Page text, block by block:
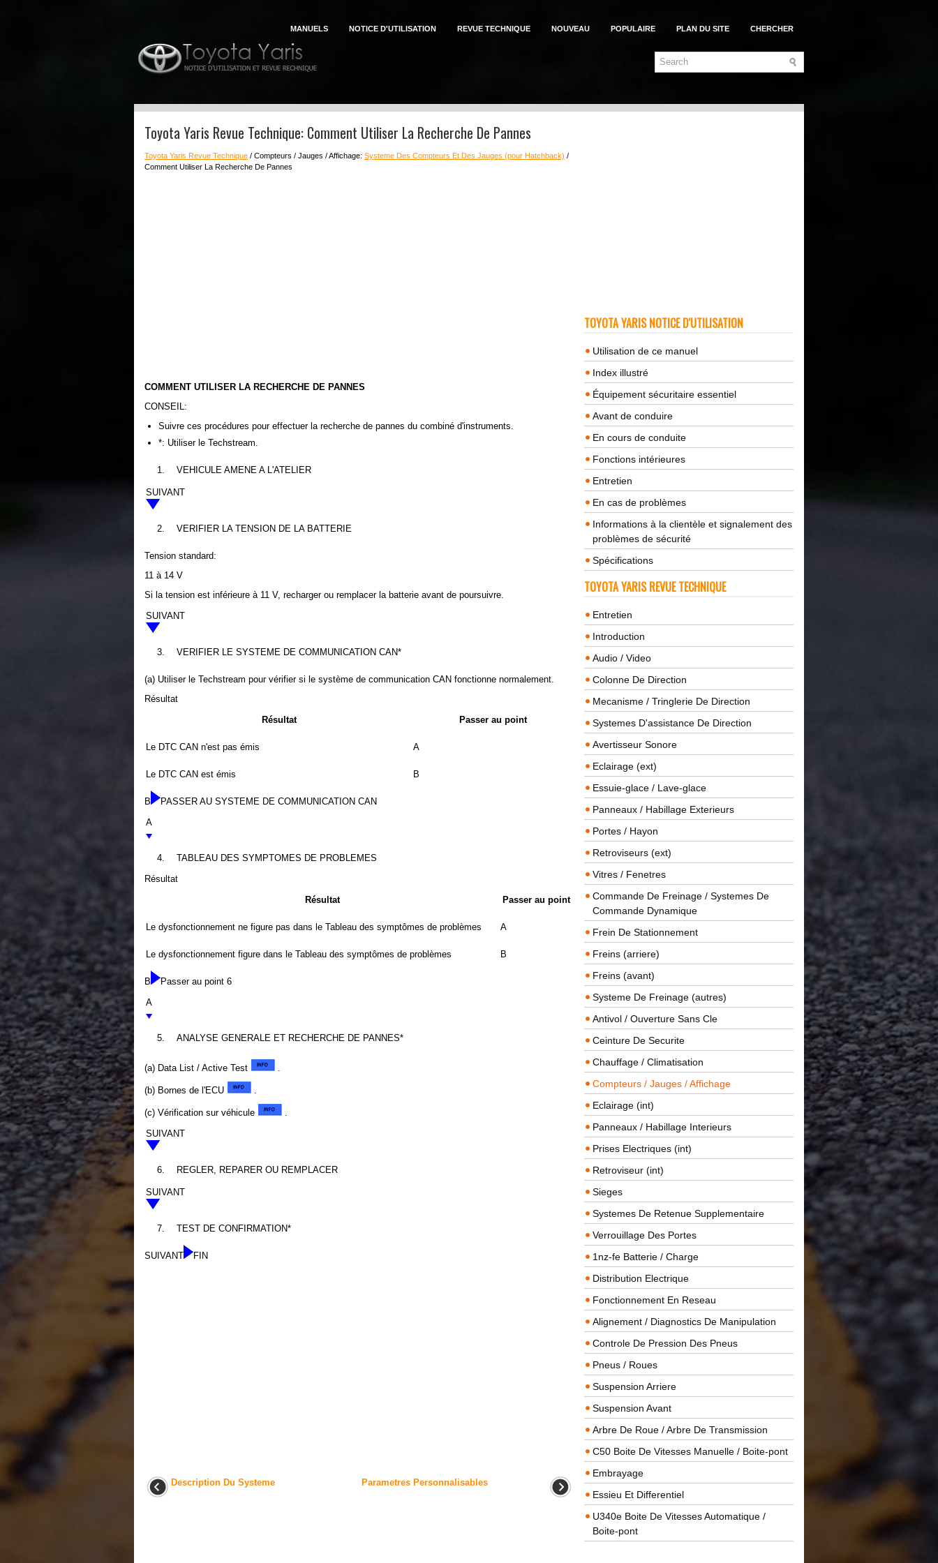
MANUELS NOTICE D'UTILISATION REVUE TECHNIQUE NOUVEAU POPULAIRE PLAN DU SITE CHERCHER
Toyota Yaris Revue Technique: Comment Utiliser La Recherche De Pannes
Toyota Yaris Revue Technique / Compteurs / Jauges / Affichage: Systeme Des Compteurs Et Des Jauges (pour Hatchback) /
Comment Utiliser La Recherche De Pannes
COMMENT UTILISER LA RECHERCHE DE PANNES
CONSEIL:
Suivre ces procédures pour effectuer la recherche de pannes du combiné d'instruments.
*: Utiliser le Techstream.
1. VEHICULE AMENE A L'ATELIER
SUIVANT
2. VERIFIER LA TENSION DE LA BATTERIE
Tension standard:
11 à 14 V
Si la tension est inférieure à 11 V, recharger ou remplacer la batterie avant de poursuivre.
SUIVANT
3. VERIFIER LE SYSTEME DE COMMUNICATION CAN*
(a) Utiliser le Techstream pour vérifier si le système de communication CAN fonctionne normalement.
Résultat
Résultat
Passer au point
Le DTC CAN n'est pas émis A
Le DTC CAN est émis B
B
PASSER AU SYSTEME DE COMMUNICATION CAN
A
4.
TABLEAU DES SYMPTOMES DE PROBLEMES
Résultat
Résultat
Passer au point
Le dysfonctionnement ne figure pas dans le Tableau des symptômes de problèmes A
Le dysfonctionnement figure dans le Tableau des symptômes de problèmes B
B
Passer au point 6
A
5. ANALYSE GENERALE ET RECHERCHE DE PANNES*
(a) Data List / Active Test .
(b) Bornes de l'ECU .
(c) Vérification sur véhicule
.
SUIVANT
6. REGLER, REPARER OU REMPLACER
SUIVANT
7. TEST DE CONFIRMATION*
SUIVANT FIN
Description Du Systeme Parametres Personnalisables
TOYOTA YARIS NOTICE D'UTILISATION
Utilisation de ce manuel
Index illustré
Équipement sécuritaire essentiel
Avant de conduire
En cours de conduite
Fonctions intérieures
Entretien
En cas de problèmes
Informations à la clientèle et signalement des
problèmes de sécurité
Spécifications
TOYOTA YARIS REVUE TECHNIQUE
Entretien
Introduction
Audio / Video
Colonne De Direction
Mecanisme / Tringlerie De Direction
Systemes D'assistance De Direction
Avertisseur Sonore
Eclairage (ext)
Essuie-glace / Lave-glace
Panneaux / Habillage Exterieurs
Portes / Hayon
Retroviseurs (ext)
Vitres / Fenetres
Commande De Freinage / Systemes De
Commande Dynamique
Frein De Stationnement
Freins (arriere)
Freins (avant)
Systeme De Freinage (autres)
Antivol / Ouverture Sans Cle
Ceinture De Securite
Chauffage / Climatisation
Compteurs / Jauges / Affichage
Eclairage (int)
Panneaux / Habillage Interieurs
Prises Electriques (int)
Retroviseur (int)
Sieges
Systemes De Retenue Supplementaire
Verrouillage Des Portes
1nz-fe Batterie / Charge
Distribution Electrique
Fonctionnement En Reseau
Alignement / Diagnostics De Manipulation
Controle De Pression Des Pneus
Pneus / Roues
Suspension Arriere
Suspension Avant
Arbre De Roue / Arbre De Transmission
C50 Boite De Vitesses Manuelle / Boite-pont
Embrayage
Essieu Et Differentiel
U340e Boite De Vitesses Automatique /
Boite-pont